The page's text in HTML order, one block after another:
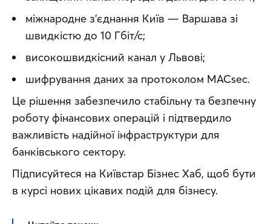
міжнародне з’єднання Київ — Варшава зі
швидкістю до 10 Гбіт/с;
високошвидкісний канал у Львові;
шифрування даних за протоколом MACsec.
Це рішення забезпечило стабільну та безпечну
роботу фінансових операцій і підтвердило
важливість надійної інфраструктури для
банківського сектору.
Підписуйтеся на Київстар Бізнес Хаб, щоб бути
в курсі нових цікавих подій для бізнесу.